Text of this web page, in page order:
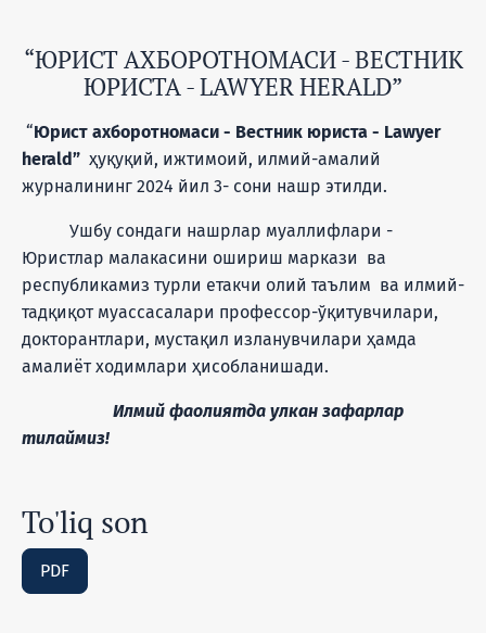
“ЮРИСТ АХБОРОТНОМАСИ - ВЕСТНИК
ЮРИСТА - LAWYER HERALD”
“Юрист ахборотномаси - Вестник юриста - Lawyer
herald” ҳуқуқий, ижтимоий, илмий-амалий
журналининг 2024 йил 3- сони нашр этилди.
Ушбу сондаги нашрлар муаллифлари -
Юристлар малакасини ошириш маркази ва
республикамиз турли етакчи олий таълим ва илмий-
тадқиқот муассасалари профессор-ўқитувчилари,
докторантлари, мустақил изланувчилари ҳамда
амалиёт ходимлари ҳисобланишади.
Илмий фаолиятда улкан зафарлар
тилаймиз!
To'liq son
PDF